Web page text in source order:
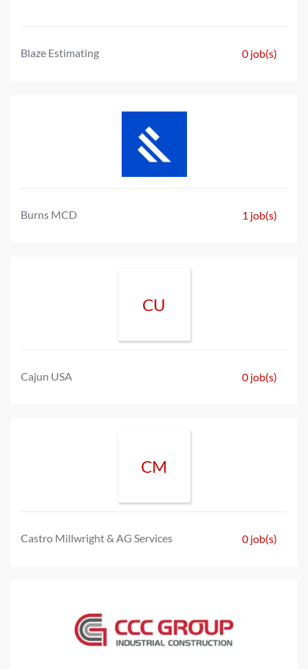
Blaze Estimating 0 job(s)
Burns MCD 1 job(s)
CU
Cajun USA 0 job(s)
CM
Castro Millwright & AG Services 0 job(s)